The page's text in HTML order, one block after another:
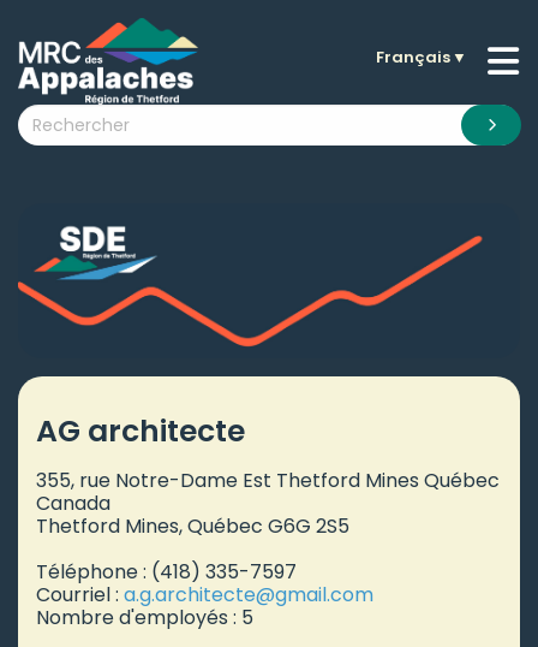
submenu (La MRC )
submenu (Citoyens )
submenu (Nouvelles )
submenu (Documentation )
Français▼
AG architecte
355, rue Notre-Dame Est Thetford Mines Québec
Canada
Thetford Mines, Québec G6G 2S5
Téléphone : (418) 335-7597
Courriel : a.g.architecte@gmail.com
Nombre d'employés : 5